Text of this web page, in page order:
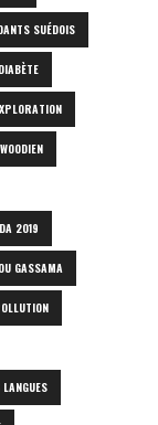
SUÉDOIS
DIABÈTE
2019
GASSAMA